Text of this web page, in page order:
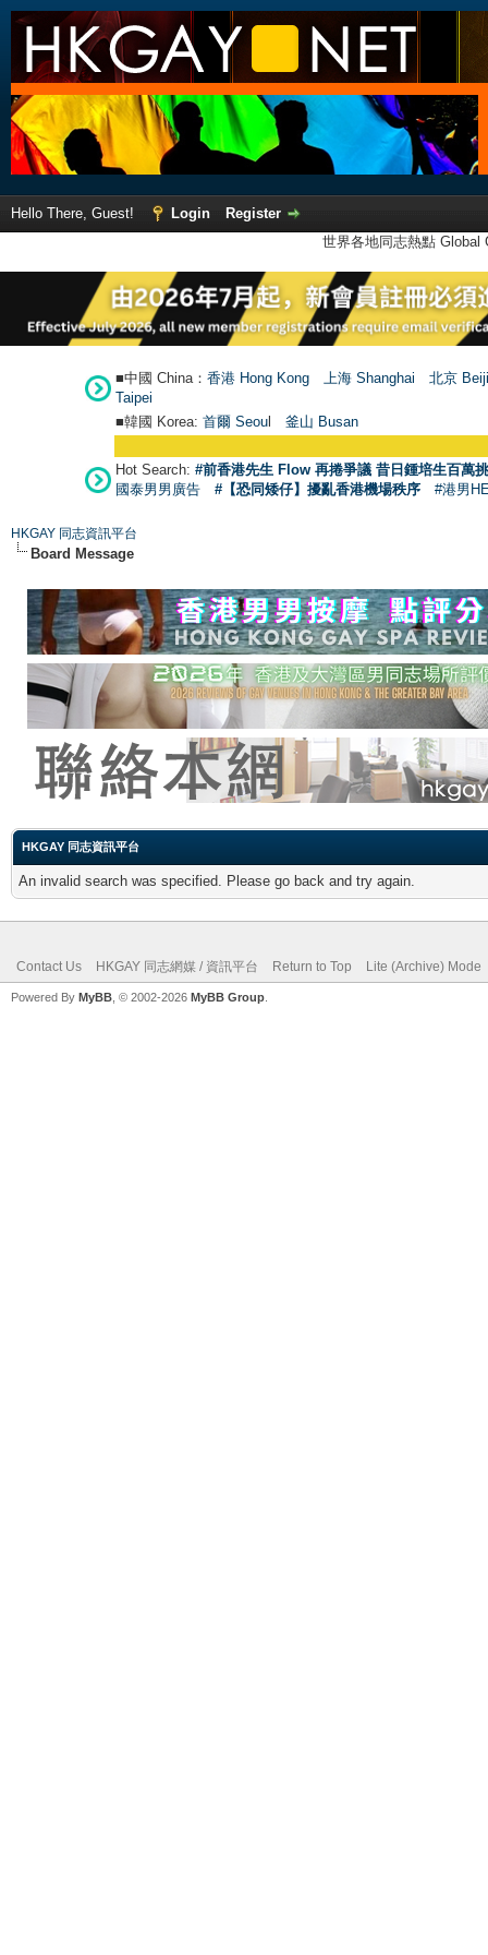
Hello There, Guest! Login
Register
世界各地同志熱點
■中國 China： 香港 Hong Kong 上海 Shanghai
北京
Taipei
■韓國 Korea: 首爾 Seoul 釜山 Busan
Hot Search: #前香港先生 Flow 再捲爭議 昔日鍾培生百萬
國泰男男廣告
#【恐同矮仔】擾亂香港機場秩序 #港男
HKGAY 同志資訊平台
Board Message
HKGAY 同志資訊平台
An invalid search was specified. Please go back and try again.
Contact Us HKGAY 同志網媒 / 資訊平台 Return to Top Lite (Archive) Mode
Powered By MyBB , © 2002-2026 MyBB Group